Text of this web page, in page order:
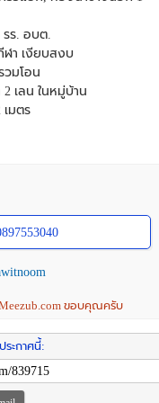
รร. อบต.
า เงียบสงบ
วมโอน
เลน ในหมู่บ้าน
เมตร
าง เชียงใหม่
เมตร
ยก โรงเรียนฝางชนูปถัมภ์
การ 18 กม.
กม.
ได้ในช่องเพจ
ขอบคุณครับ
ะกาศนี้: